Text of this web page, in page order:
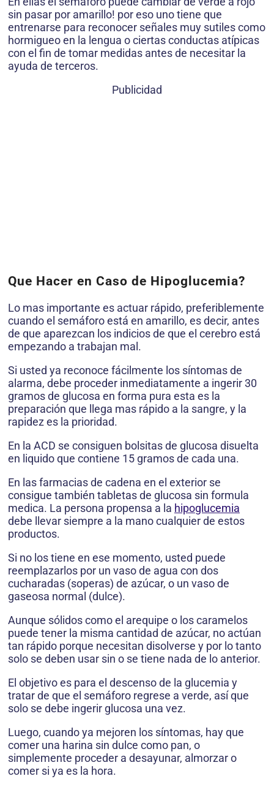
sin pasar por amarillo! por eso uno tiene que
entrenarse para reconocer señales muy sutiles como
hormigueo en la lengua o ciertas conductas atípicas
con el fin de tomar medidas antes de necesitar la
ayuda de terceros.
Publicidad
Que Hacer en Caso de Hipoglucemia?
Lo mas importante es actuar rápido, preferiblemente
cuando el semáforo está en amarillo, es decir, antes
de que aparezcan los indicios de que el cerebro está
empezando a trabajan mal.
Si usted ya reconoce fácilmente los síntomas de
alarma, debe proceder inmediatamente a ingerir 30
gramos de glucosa en forma pura esta es la
preparación que llega mas rápido a la sangre, y la
rapidez es la prioridad.
En la ACD se consiguen bolsitas de glucosa disuelta
en liquido que contiene 15 gramos de cada una.
En las farmacias de cadena en el exterior se
consigue también tabletas de glucosa sin formula
medica. La persona propensa a la hipoglucemia
debe llevar siempre a la mano cualquier de estos
productos.
Si no los tiene en ese momento, usted puede
reemplazarlos por un vaso de agua con dos
cucharadas (soperas) de azúcar, o un vaso de
gaseosa normal (dulce).
Aunque sólidos como el arequipe o los caramelos
puede tener la misma cantidad de azúcar, no actúan
tan rápido porque necesitan disolverse y por lo tanto
solo se deben usar sin o se tiene nada de lo anterior.
El objetivo es para el descenso de la glucemia y
tratar de que el semáforo regrese a verde, así que
solo se debe ingerir glucosa una vez.
Luego, cuando ya mejoren los síntomas, hay que
comer una harina sin dulce como pan, o
simplemente proceder a desayunar, almorzar o
comer si ya es la hora.